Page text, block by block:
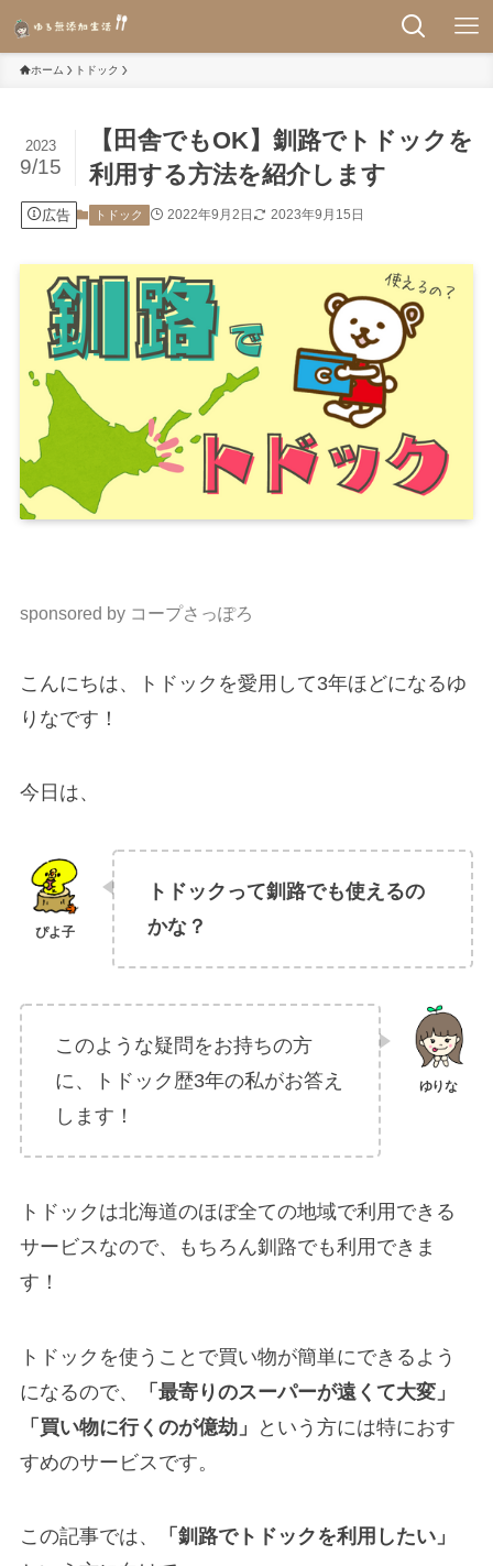
ホーム トドック
【田舎でもOK】釧路でトドックを
利用する方法を紹介します
2023
9/15
広告 トドック 2022年9月2日 2023年9月15日
sponsored by コープさっぽろ
こんにちは、トドックを愛用して3年ほどになるゆ
りなです！
今日は、
トドックって釧路でも使えるの
かな？
このような疑問をお持ちの方
に、トドック歴3年の私がお答え
します！
トドックは北海道のほぼ全ての地域で利用できる
サービスなので、もちろん釧路でも利用できま
す！
トドックを使うことで買い物が簡単にできるよう
になるので、
「最寄りのスーパーが遠くて大変」
「買い物に行くのが億劫」
という方には特におす
すめのサービスです。
この記事では、
「釧路でトドックを利用したい」